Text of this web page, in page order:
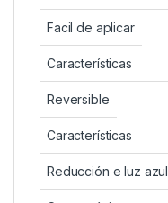
Facil de aplicar
Características
Reversible
Características
Reducción e luz azul